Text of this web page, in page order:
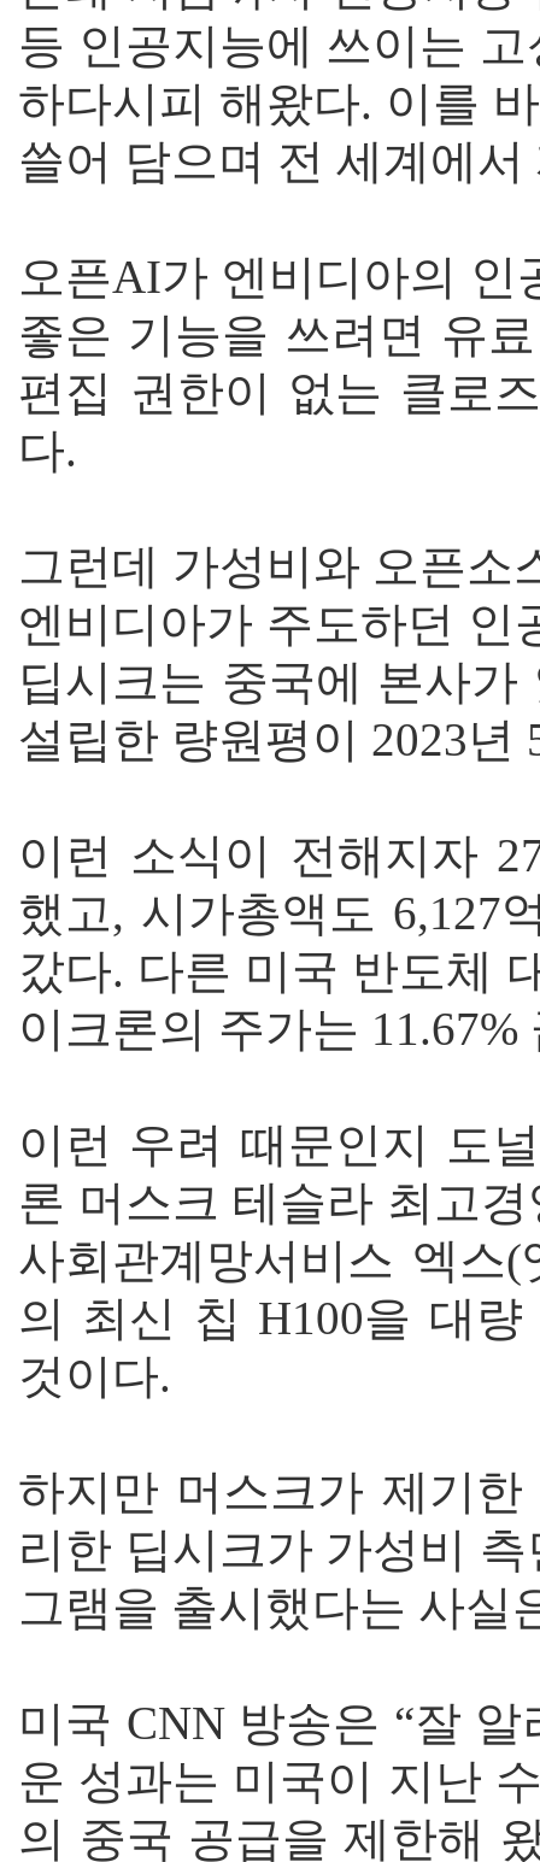
등 인공지능에 쓰이는
하다시피 해왔다. 이를
쓸어 담으며 전 세계에
오픈AI가 엔비디아의 인
좋은 기능을 쓰려면 유
편집 권한이 없는 클로
다.
그런데 가성비와 오픈소
엔비디아가 주도하던 인
딥시크는 중국에 본사가
설립한 량원평이 2023년
이런 소식이 전해지자
했고, 시가총액도 6,127
갔다. 다른 미국 반도체
이크론의 주가는 11.67%
이런 우려 때문인지 도
론 머스크 테슬라 최고
사회관계망서비스 엑스
의 최신 칩 H100을 대
것이다.
하지만 머스크가 제기
리한 딥시크가 가성비
그램을 출시했다는 사실
미국 CNN 방송은 “잘
운 성과는 미국이 지난
의 중국 공급을 제한해